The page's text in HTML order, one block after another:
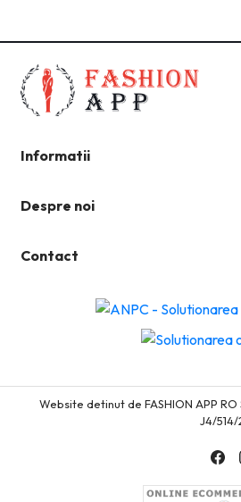
Informatii
Despre noi
Contact
Website detinut de FASHION APP RO
J4/514/